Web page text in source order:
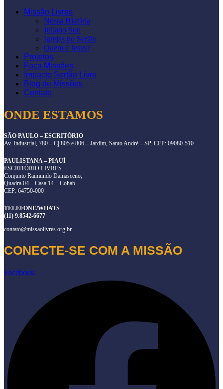
Missão Livres
Nossa História
Juliano Son
Igrejas no Sertão
Quem é Jesus?
Projetos
Faça Missões
Impacto Sertão Livre
Blog de Missões
Contato
ONDE ESTAMOS
SÃO PAULO – ESCRITÓRIO
Av. Industrial, 780 – Cj 805 e 806 – Jardim, Santo André – SP. CEP: 09080-510
PAULISTANA – PIAUÍ
ESCRITÓRIO LIVRES
Conjunto Raimundo Damasceno,
Quadra 04 – Casa 14 – Cohab.
CEP: 64750-000
TELEFONE/WHATS
(11) 9.8542-6677
contato@missaolivres.org.br
CONECTE-SE COM A MISSÃO
Facebook